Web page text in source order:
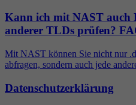
Kann ich mit NAST auch
anderer TLDs prüfen?
Mit NAST können Sie nicht nur
abfragen, sondern auch jede
Datenschutzerklärung